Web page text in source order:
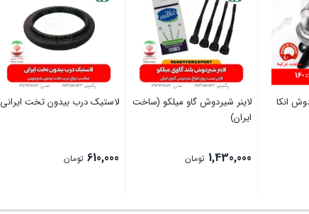
لاینر شیردوش گاو میلکو (ساخت
ایران)
1,430,000 تومان
بستن
لاستیک درب بیدون تخت ایرانی
610,000 تومان
بستن